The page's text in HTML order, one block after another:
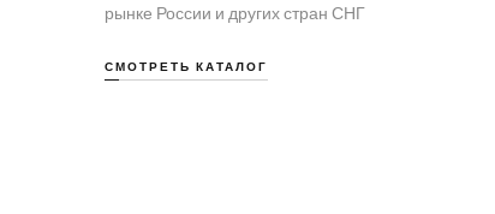
рынке России и других стран СНГ
СМОТРЕТЬ КАТАЛОГ